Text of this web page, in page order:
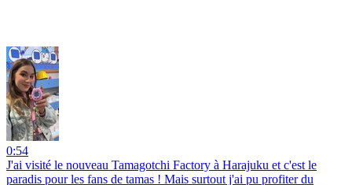
0:54
J'ai visité le nouveau Tamagotchi Factory à Harajuku et c'est le
paradis pour les fans de tamas ! Mais surtout j'ai pu profiter du